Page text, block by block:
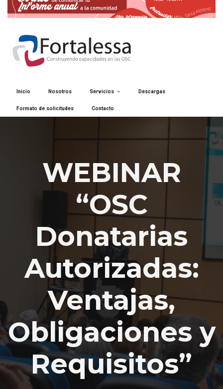
Inicio Nosotros Servicios Descargas
Formato de solicitudes Contacto
WEBINAR
“OSC
Donatarias
Autorizadas:
Ventajas,
Obligaciones y
Requisitos”